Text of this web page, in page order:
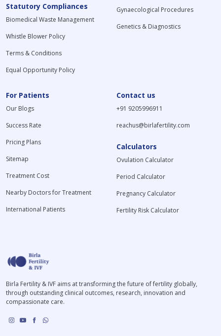
Statutory Compliances
Biomedical Waste Management
Whistle Blower Policy
Terms & Conditions
Equal Opportunity Policy
Gynaecological Procedures
Genetics & Diagnostics
For Patients
Our Blogs
Success Rate
Pricing Plans
Sitemap
Treatment Cost
Nearby Doctors for Treatment
International Patients
Contact us
+91 9205996911
reachus@birlafertility.com
Calculators
Ovulation Calculator
Period Calculator
Pregnancy Calculator
Fertility Risk Calculator
Birla Fertility & IVF aims at transforming the future of fertility globally,
through outstanding clinical outcomes, research, innovation and
compassionate care.